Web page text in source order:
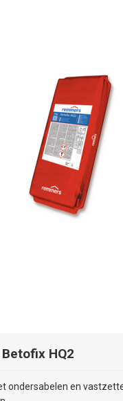
Betofix HQ2
ondersabelen en